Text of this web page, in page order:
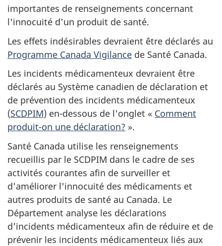
importantes de renseignements concernant
l'innocuité d'un produit de santé.
Les effets indésirables devraient être déclarés au
Programme Canada Vigilance de Santé Canada.
Les incidents médicamenteux devraient être
déclarés au Système canadien de déclaration et
de prévention des incidents médicamenteux
(SCDPIM) en-dessous de l'onglet « Comment
produit-on une déclaration? ».
Santé Canada utilise les renseignements
recueillis par le SCDPIM dans le cadre de ses
activités courantes afin de surveiller et
d'améliorer l'innocuité des médicaments et
autres produits de santé au Canada. Le
Département analyse les déclarations
d'incidents médicamenteux afin de réduire et de
prévenir les incidents médicamenteux liés aux